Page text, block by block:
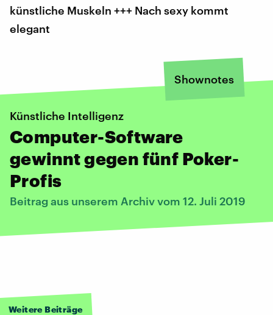
künstliche Muskeln +++ Nach sexy kommt
elegant
Shownotes
Künstliche Intelligenz
Computer-Software
gewinnt gegen fünf Poker-
Profis
Beitrag aus unserem Archiv vom 12. Juli 2019
Weitere Beiträge